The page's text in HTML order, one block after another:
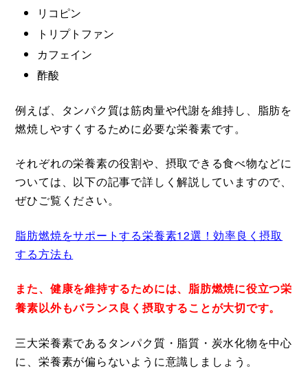
リコピン
トリプトファン
カフェイン
酢酸
例えば、タンパク質は筋肉量や代謝を維持し、脂肪を
燃焼しやすくするために必要な栄養素です。
それぞれの栄養素の役割や、摂取できる食べ物などに
ついては、以下の記事で詳しく解説していますので、
ぜひご覧ください。
脂肪燃焼をサポートする栄養素12選！効率良く摂取
する方法も
また、健康を維持するためには、脂肪燃焼に役立つ栄
養素以外もバランス良く摂取することが大切です。
三大栄養素であるタンパク質・脂質・炭水化物を中心
に、栄養素が偏らないように意識しましょう。